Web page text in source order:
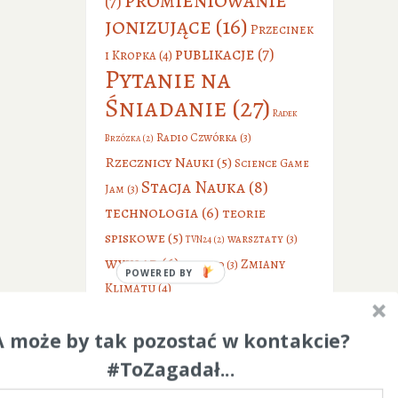
jonizujące (16) Przecinek
i Kropka(4) publikacje(7)
Pytanie na
Śniadanie (27) Radek
Brzózka(2) Radio Czwórka(3)
Rzecznicy Nauki(5)Science Game
Jam (3) Stacja Nauka(8)
technologia(6) teorie
spiskowe(5) TVN24(2) warsztaty(3)
wykład (6) wywiad(3) Zmiany
Klimatu(4)
może by tak pozostać w kontakcie?
#ToZagadał...
POWERED BY